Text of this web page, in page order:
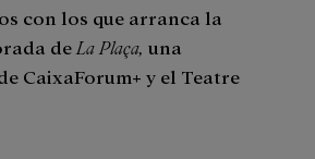
con los que arranca la
de La Plaça una
CaixaForum+ y el Teatre